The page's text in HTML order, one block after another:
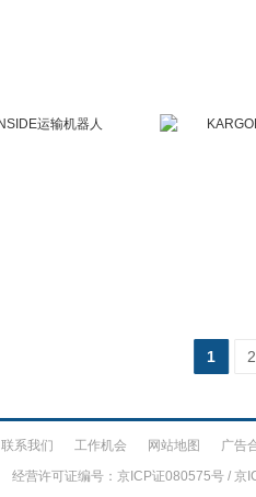
1 2
联系我们 工作机会 网站地图 广告
经营许可证编号：京ICP证080575号 / 京